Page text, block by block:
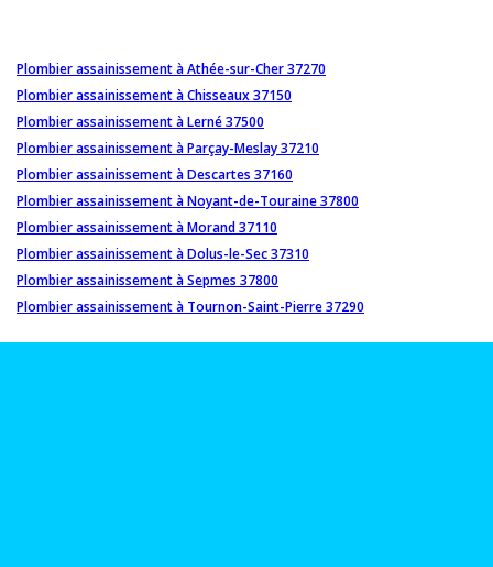
Plombier assainissement à Athée-sur-Cher 37270
Plombier assainissement à Chisseaux 37150
Plombier assainissement à Lerné 37500
Plombier assainissement à Parçay-Meslay 37210
Plombier assainissement à Descartes 37160
Plombier assainissement à Noyant-de-Touraine 37800
Plombier assainissement à Morand 37110
Plombier assainissement à Dolus-le-Sec 37310
Plombier assainissement à Sepmes 37800
Plombier assainissement à Tournon-Saint-Pierre 37290